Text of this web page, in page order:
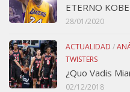
ETERNO KOBE
28/01/2020
ACTUALIDAD /
TWISTERS
¿Quo Vadis
02/12/2018